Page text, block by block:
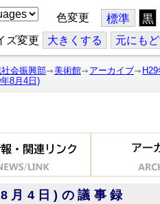
色変更 標準 黒
ズ変更 大きくする 元にも
会振興部 美術館 アーカイブ
8月4日)
月4日)の議事録